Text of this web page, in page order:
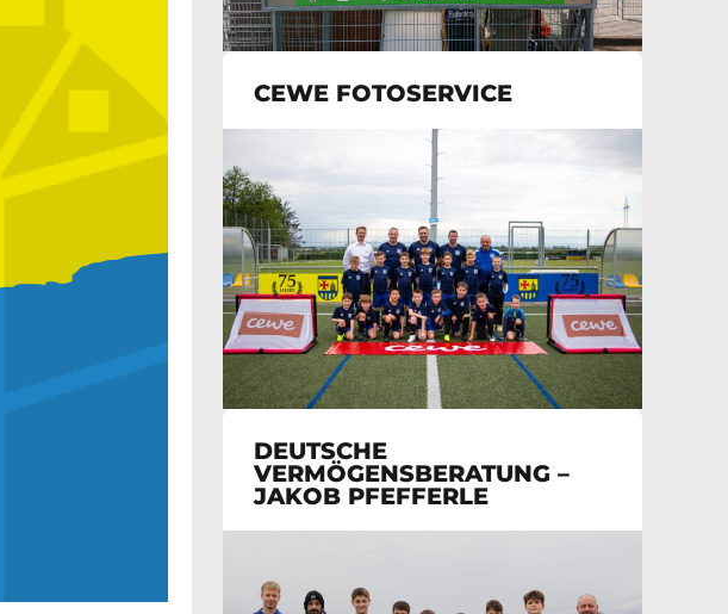
CEWE FOTOSERVICE
DEUTSCHE
VERMÖGENSBERATUNG –
JAKOB PFEFFERLE